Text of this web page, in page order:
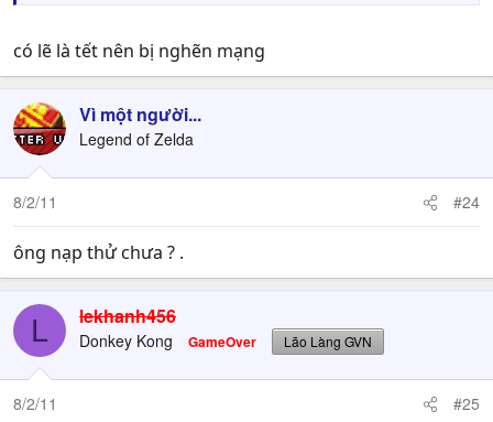
có lẽ là tết nên bị nghẽn mạng
Vì một người...
Legend of Zelda
8/2/11 #24
ông nạp thử chưa ? .
L lekhanh456
Donkey Kong GameOver Lão Làng GVN
8/2/11 #25